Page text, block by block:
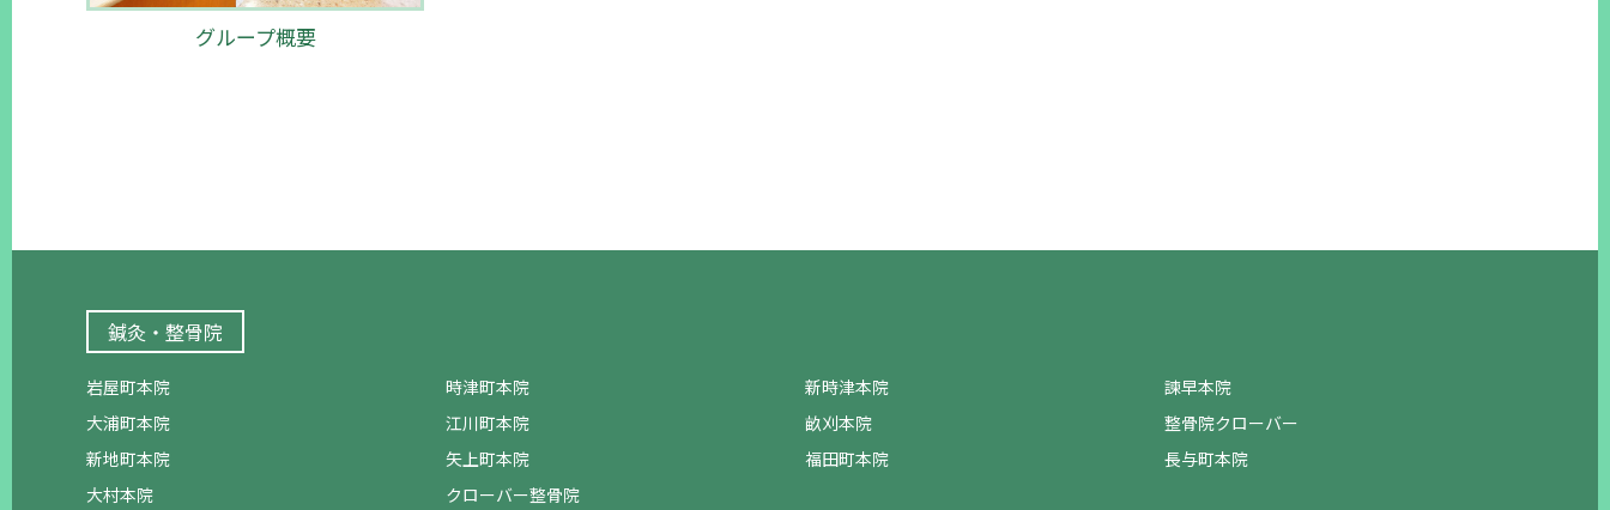
グループ概要
鍼灸・整骨院
岩屋町本院 時津町本院 新時津本院
諫早本院
大浦町本院
江川町本院 畝刈本院
整骨院クローバー
新地町本院
矢上町本院 福田町本院
長与町本院
大村本院
クローバー整骨院